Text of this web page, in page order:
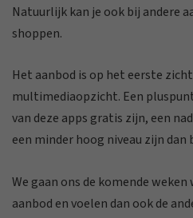
Natuurlijk kan je ook bij andere
shoppen.
Het aanbod is op het eerste
multimediaopzicht. Een
van deze apps gratis zijn, een
een minder hoog niveau zijn dan
We gaan ons de komende
aanbod en voelen dan ook de